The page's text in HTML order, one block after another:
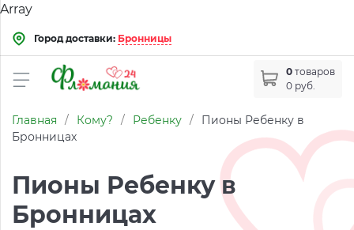
Array
Город доставки: Бронницы
0 товаров
0 руб.
Главная / Кому? / Ребенку /
Пионы Ребенку в
Бронницах
Пионы Ребенку в
Бронницах